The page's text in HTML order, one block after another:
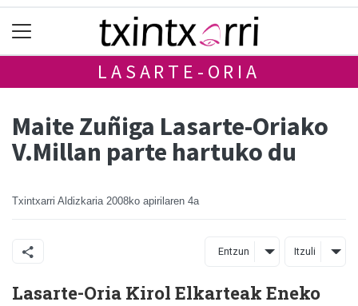
LASARTE-ORIA
Maite Zuñiga Lasarte-Oriako
V.Millan parte hartuko du
Txintxarri Aldizkaria 2008ko apirilaren 4a
Entzun Itzuli
Lasarte-Oria Kirol Elkarteak Eneko